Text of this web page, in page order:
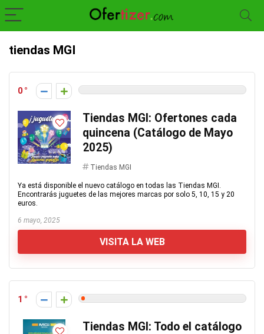
tiendas MGI
0
Tiendas MGI: Ofertones cada
quincena (Catálogo de Mayo
2025)
Tiendas MGI
Ya está disponible el nuevo catálogo en todas las Tiendas MGI.
Encontrarás juguetes de las mejores marcas por solo 5, 10, 15 y 20
euros.
6 mayo, 2025
VISITA LA WEB
1
Tiendas MGI: Todo el catálogo